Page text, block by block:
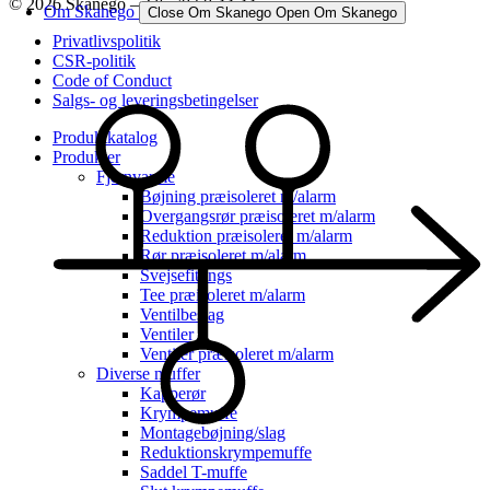
Om Skanego Close Om Skanego Open Om Skanego
Privatlivspolitik
CSR-politik
Code of Conduct
Salgs- og leveringsbetingelser
Produktkatalog
Produkter
Fjernvarme
Bøjning præisoleret m/alarm
Overgangsrør præisoleret m/alarm
Reduktion præisoleret m/alarm
Rør præisoleret m/alarm
Svejsefittings
Tee præisoleret m/alarm
Ventilbeslag
Ventiler
Ventiler præisoleret m/alarm
Diverse muffer
Kapperør
Krympemuffe
Montagebøjning/slag
Reduktionskrympemuffe
Saddel T-muffe